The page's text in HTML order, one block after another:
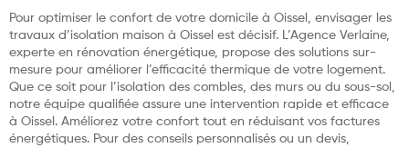
Pour optimiser le confort de votre domicile à Oissel, envisager les
travaux d’isolation maison à Oissel est décisif. L’Agence Verlaine,
experte en rénovation énergétique, propose des solutions sur-
mesure pour améliorer l’efficacité thermique de votre logement.
Que ce soit pour l’isolation des combles, des murs ou du sous-sol,
notre équipe qualifiée assure une intervention rapide et efficace
à Oissel. Améliorez votre confort tout en réduisant vos factures
énergétiques. Pour des conseils personnalisés ou un devis,